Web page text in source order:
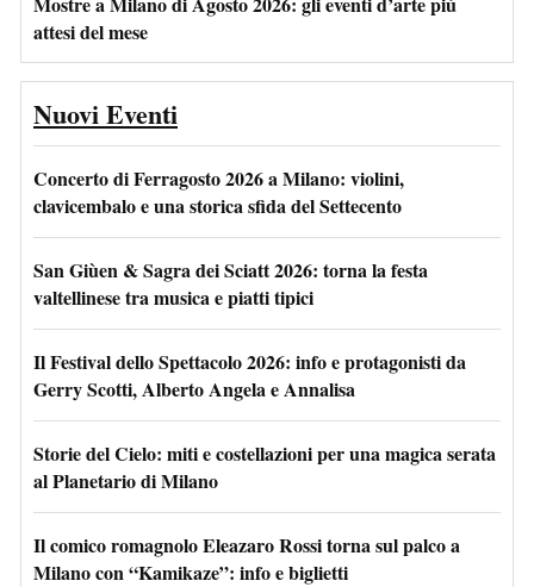
attesi del mese
Nuovi Eventi
Concerto di Ferragosto 2026 a Milano: violini,
clavicembalo e una storica sfida del Settecento
San Giùen & Sagra dei Sciatt 2026: torna la festa
valtellinese tra musica e piatti tipici
Il Festival dello Spettacolo 2026: info e protagonisti da
Gerry Scotti, Alberto Angela e Annalisa
Storie del Cielo: miti e costellazioni per una magica serata
al Planetario di Milano
Il comico romagnolo Eleazaro Rossi torna sul palco a
Milano con “Kamikaze”: info e biglietti